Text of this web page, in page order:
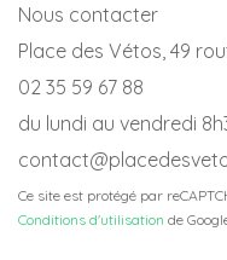
Nous contacter
Place des Vétos, 49
02 35 59 67 88
du lundi au vendredi
Ce site est protégé par
Conditions d'utilisation de